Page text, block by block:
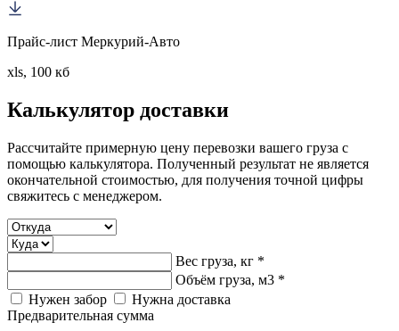
Прайс-лист Меркурий-Авто
xls, 100 кб
Калькулятор доставки
Рассчитайте примерную цену перевозки вашего груза с
помощью калькулятора. Полученный результат не является
окончательной стоимостью, для получения точной цифры
свяжитесь с менеджером.
Вес груза, кг *
Объём груза, м3 *
Нужен забор
Нужна доставка
Предварительная сумма